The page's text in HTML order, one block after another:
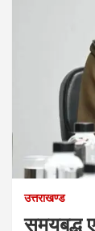
उत्तराखण्ड
समयबद्ध